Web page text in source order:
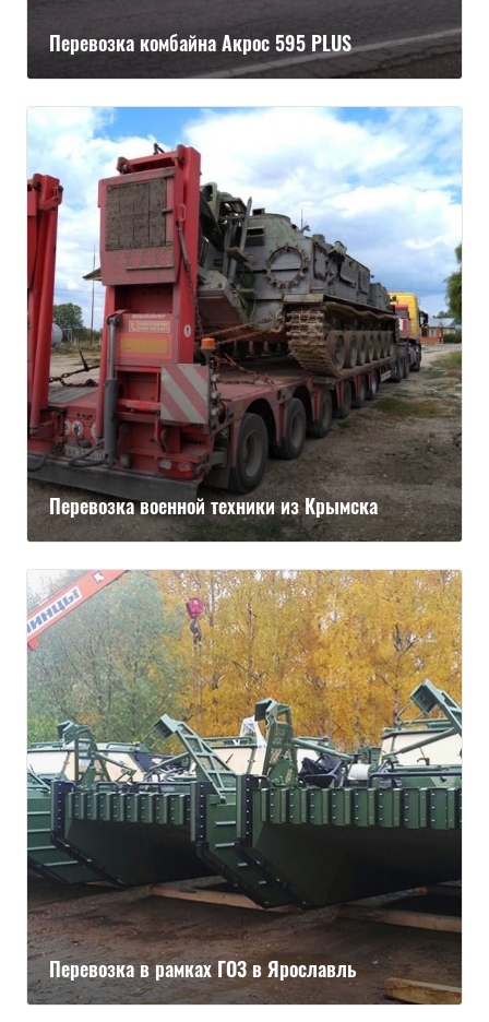
Перевозка комбайна Акрос 595 PLUS
Перевозка военной техники из Крымска
Перевозка в рамках ГОЗ в Ярославль